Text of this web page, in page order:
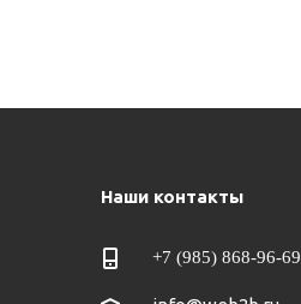
Наши контакты
+7 (985) 868-96-69